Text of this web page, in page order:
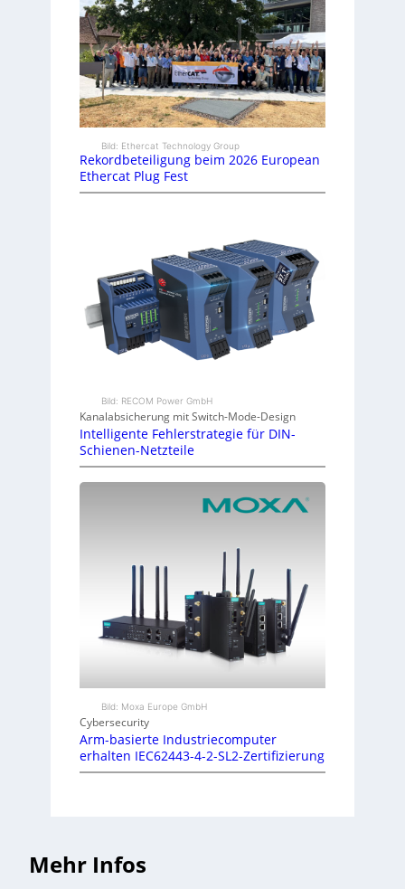
Bild: Ethercat Technology Group
Rekordbeteiligung beim 2026 European
Ethercat Plug Fest
Bild: RECOM Power GmbH
Kanalabsicherung mit Switch-Mode-Design
Intelligente Fehlerstrategie für DIN-
Schienen-Netzteile
Bild: Moxa Europe GmbH
Cybersecurity
Arm-basierte Industriecomputer
erhalten IEC62443-4-2-SL2-Zertifizierung
Mehr Infos